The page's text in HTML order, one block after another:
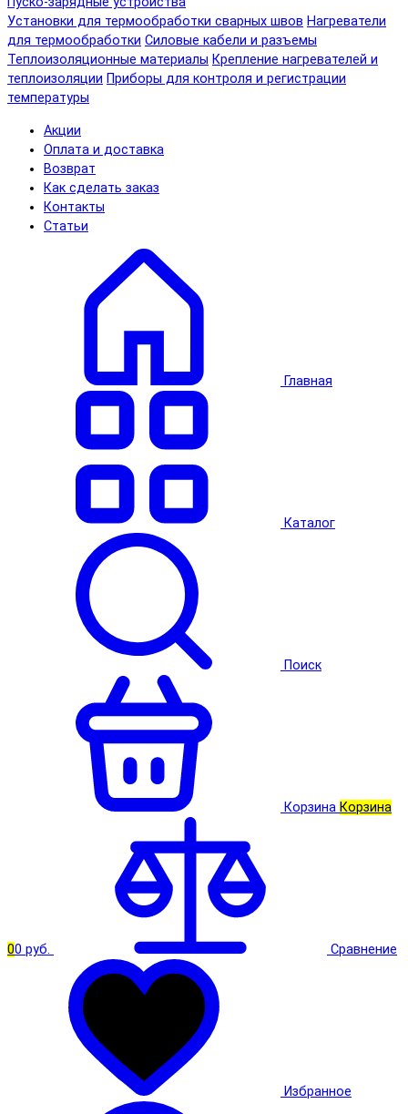
Установки для термообработки сварных швов Нагреватели
для термообработки Силовые кабели и разъемы
Теплоизоляционные материалы Крепление нагревателей и
теплоизоляции Приборы для контроля и регистрации
температуры
Акции
Оплата и доставка
Возврат
Как сделать заказ
Контакты
Статьи
Главная
Каталог
Поиск
Корзина Корзина
00 руб. Сравнение
Избранное